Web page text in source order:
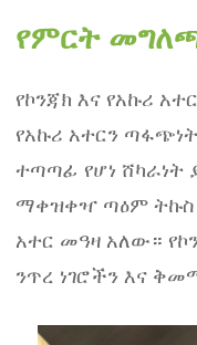
የምርት
የኮንጃክ እና የአኩሪ
የአኩሪ አተርን
ተጣጣፊ የሆነ ሸካራነት
ማቀዝቀዣ ጣዕም ትኩስ
አተር መዓዛ አለው።
ንጥረ ነገሮችን እና